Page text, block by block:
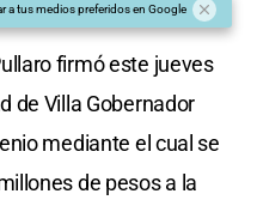
a tus medios preferidos en Google
firmó este jueves
de Villa Gobernador
mediante el cual se
de pesos a la